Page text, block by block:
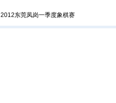
2012东莞凤岗一季度象棋赛